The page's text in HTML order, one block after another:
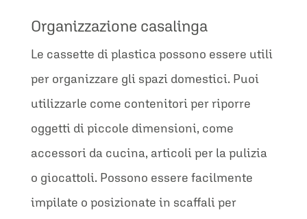
Organizzazione casalinga
Le cassette di plastica possono essere utili
per organizzare gli spazi domestici. Puoi
utilizzarle come contenitori per riporre
oggetti di piccole dimensioni, come
accessori da cucina, articoli per la pulizia
o giocattoli. Possono essere facilmente
impilate o posizionate in scaffali per